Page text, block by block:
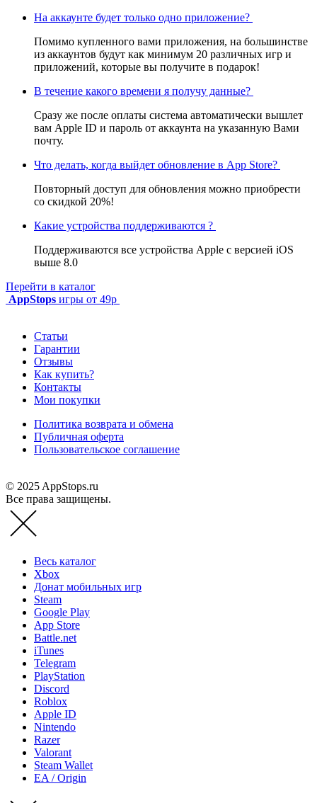
На аккаунте будет только одно приложение?
Помимо купленного вами приложения, на большинстве
из аккаунтов будут как минимум 20 различных игр и
приложений, которые вы получите в подарок!
В течение какого времени я получу данные?
Сразу же после оплаты система автоматически вышлет
вам Apple ID и пароль от аккаунта на указанную Вами
почту.
Что делать, когда выйдет обновление в App Store?
Повторный доступ для обновления можно приобрести
со скидкой 20%!
Какие устройства поддерживаются ?
Поддерживаются все устройства Apple с версией iOS
выше 8.0
Перейти в каталог
AppStops игры от 49р
Статьи
Гарантии
Отзывы
Как купить?
Контакты
Мои покупки
Политика возврата и обмена
Публичная оферта
Пользовательское соглашение
© 2025 AppStops.ru
Все права защищены.
Весь каталог
Xbox
Донат мобильных игр
Steam
Google Play
App Store
Battle.net
iTunes
Telegram
PlayStation
Discord
Roblox
Apple ID
Nintendo
Razer
Valorant
Steam Wallet
EA / Origin